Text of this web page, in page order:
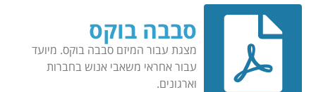
סבבה בוקס
מצגת עבור המיזם סבבה בוקס. מיועד
עבור אחראי משאבי אנוש בחברות
וארגונים.